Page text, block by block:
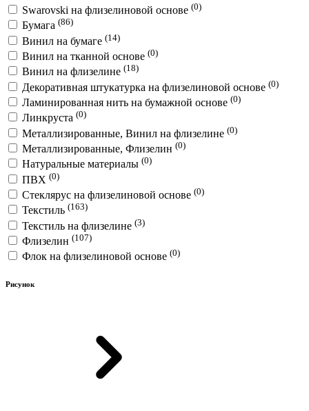
Swarovski на флизелиновой основе (0)
Бумага (86)
Винил на бумаге (14)
Винил на тканной основе (0)
Винил на флизелине (18)
Декоративная штукатурка на флизелиновой основе (0)
Ламинированная нить на бумажной основе (0)
Линкруста (0)
Металлизированные, Винил на флизелине (0)
Металлизированные, Флизелин (0)
Натуральные материалы (0)
ПВХ (0)
Стеклярус на флизелиновой основе (0)
Текстиль (163)
Текстиль на флизелине (3)
Флизелин (107)
Флок на флизелиновой основе (0)
Рисунок